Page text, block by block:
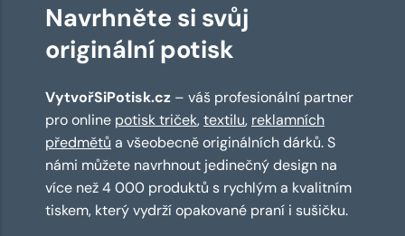
Navrhněte si svůj
originální potisk
VytvořSiPotisk.cz – váš profesionální partner
pro online potisk triček,textilu, reklamních
předmětů a všeobecně originálních dárků. S
námi můžete navrhnout jedinečný design na
více než 4 000 produktů s rychlým a kvalitním
tiskem, který vydrží opakované praní i sušičku.